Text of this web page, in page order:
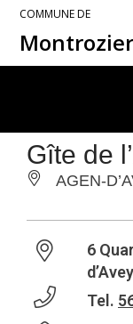
COMMUNE DE
Montrozier
Gîte de
AGEN-
6
Tel.